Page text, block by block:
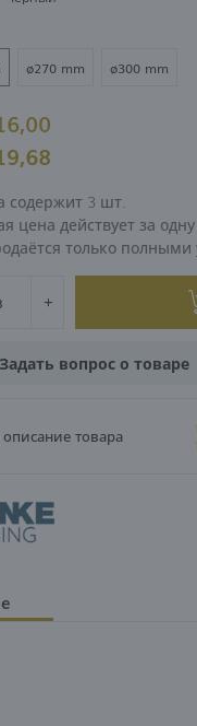
ø270 mm ø300 mm
содержит 3 шт.
цена действует за
только полными
Задать вопрос о товаре
товара